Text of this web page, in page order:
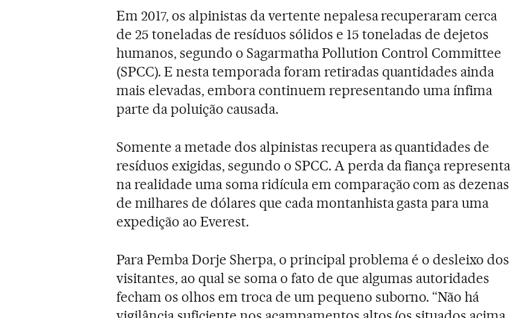
Em 2017, os alpinistas da vertente nepalesa recuperaram cerca
de 25 toneladas de resíduos sólidos e 15 toneladas de dejetos
humanos, segundo o Sagarmatha Pollution Control Committee
(SPCC). E nesta temporada foram retiradas quantidades ainda
mais elevadas, embora continuem representando uma ínfima
parte da poluição causada.
Somente a metade dos alpinistas recupera as quantidades de
resíduos exigidas, segundo o SPCC. A perda da fiança representa
na realidade uma soma ridícula em comparação com as dezenas
de milhares de dólares que cada montanhista gasta para uma
expedição ao Everest.
Para Pemba Dorje Sherpa, o principal problema é o desleixo dos
visitantes, ao qual se soma o fato de que algumas autoridades
fecham os olhos em troca de um pequeno suborno. “Não há